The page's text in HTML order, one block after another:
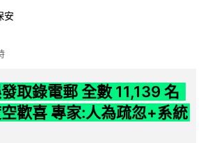
安
取錄電郵 全數 11,139 名
歡喜 專家:人為疏忽+系統